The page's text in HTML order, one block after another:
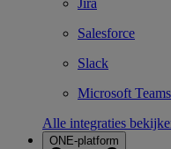
Jira
Salesforce
Slack
Microsoft Teams
Alle integraties
ONE-platform